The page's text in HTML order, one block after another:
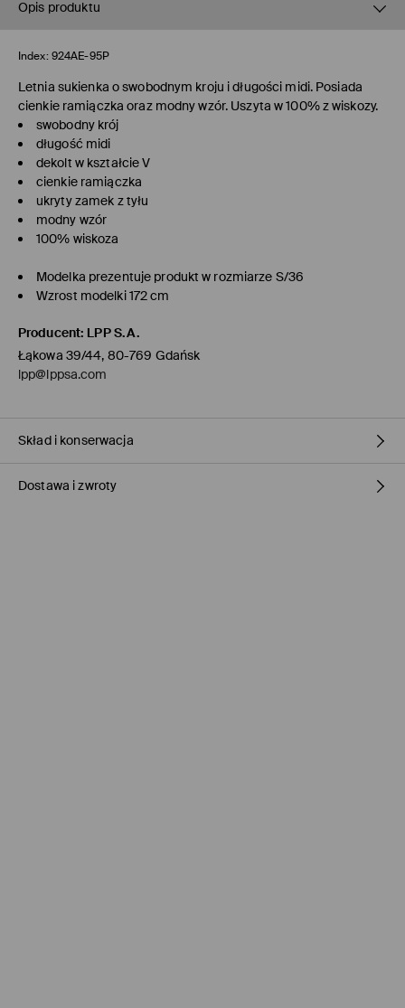
Opis produktu
Index: 924AE-95P
Letnia sukienka o swobodnym kroju i długości midi. Posiada
cienkie ramiączka oraz modny wzór. Uszyta w 100% z wiskozy.
swobodny krój
długość midi
dekolt w kształcie V
cienkie ramiączka
ukryty zamek z tyłu
modny wzór
100% wiskoza
Modelka prezentuje produkt w rozmiarze S/36
Wzrost modelki 172 cm
Producent: LPP S.A.
Łąkowa 39/44, 80-769 Gdańsk
lpp@lppsa.com
Skład i konserwacja
Materiał I: 100% WISKOZA
Dostawa i zwroty